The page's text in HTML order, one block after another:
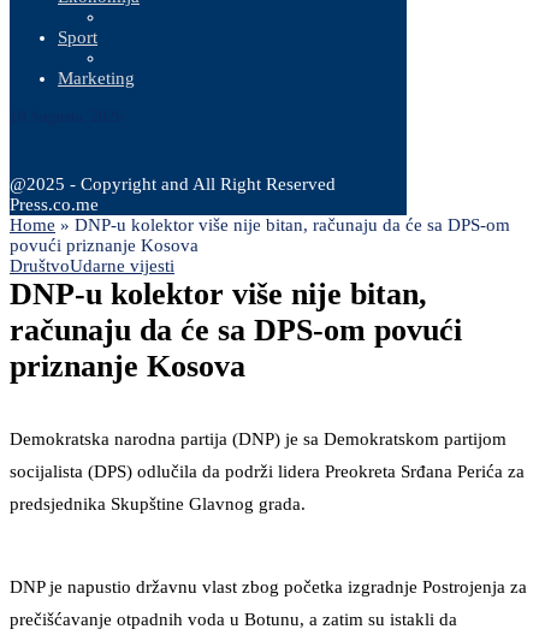
Sport
Marketing
@2025 - Copyright and All Right Reserved
Press.co.me
Home » DNP-u kolektor više nije bitan, računaju da će sa DPS-om
povući priznanje Kosova
DruštvoUdarne vijesti
DNP-u kolektor više nije bitan,
računaju da će sa DPS-om povući
priznanje Kosova
Demokratska narodna partija (DNP) je sa Demokratskom partijom
socijalista (DPS) odlučila da podrži lidera Preokreta Srđana Perića za
predsjednika Skupštine Glavnog grada.
DNP je napustio državnu vlast zbog početka izgradnje Postrojenja za
prečišćavanje otpadnih voda u Botunu, a zatim su istakli da